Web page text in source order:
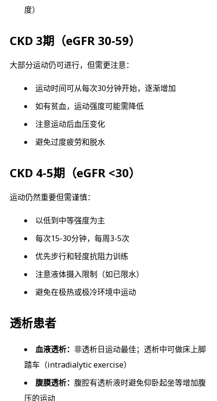
度）
CKD 3期（eGFR 30-59）
大部分运动仍可进行，但需更注意：
运动时间可从每次30分钟开始，逐渐增加
如有贫血，运动强度可能需降低
注意运动后血压变化
避免过度疲劳和脱水
CKD 4-5期（eGFR <30）
运动仍然重要但需谨慎：
以低到中等强度为主
每次15-30分钟，每周3-5次
优先步行和轻度抗阻力训练
注意液体摄入限制（如已限水）
避免在极热或极冷环境中运动
透析患者
血液透析： 非透析日运动最佳；透析中可做床上脚
踏车（intradialytic exercise）
腹膜透析： 腹腔有透析液时避免仰卧起坐等增加腹
压的运动